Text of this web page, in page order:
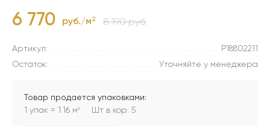
6 770 руб./м2 8 190 руб.
Артикул:
P18802211
Остаток:
Уточняйте у менеджера
Товар продается упаковками:
1 упак = 1.16 м2 Шт в кор: 5